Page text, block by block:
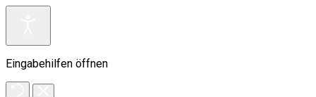
Eingabehilfen öffnen